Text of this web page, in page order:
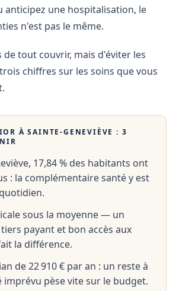
anticipez une hospitalisation, le
n'est pas le même.
de tout couvrir, mais d'éviter les
chiffres sur les soins que vous
ÀSAINTE-GENEVIÈVE : 3
17,84 % des habitants ont
: la complémentaire santé y est
sous la moyenne — un
payant et bon accès aux
la différence.
de 22 910 € par an : un reste à
imprévu pèse vite sur le budget.